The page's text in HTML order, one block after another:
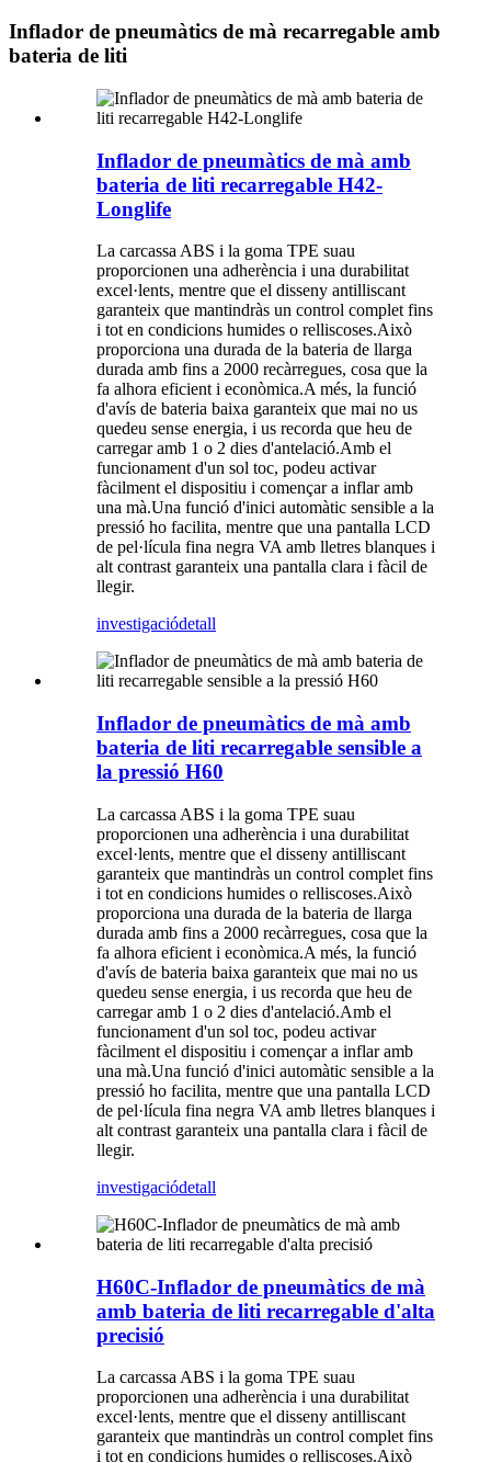
Inflador de pneumàtics de mà recarregable amb
bateria de liti
Inflador de pneumàtics de mà amb
bateria de liti recarregable H42-
Longlife
La carcassa ABS i la goma TPE suau
proporcionen una adherència i una durabilitat
excel·lents, mentre que el disseny antilliscant
garanteix que mantindràs un control complet fins
i tot en condicions humides o relliscoses.Això
proporciona una durada de la bateria de llarga
durada amb fins a 2000 recàrregues, cosa que la
fa alhora eficient i econòmica.A més, la funció
d'avís de bateria baixa garanteix que mai no us
quedeu sense energia, i us recorda que heu de
carregar amb 1 o 2 dies d'antelació.Amb el
funcionament d'un sol toc, podeu activar
fàcilment el dispositiu i començar a inflar amb
una mà.Una funció d'inici automàtic sensible a la
pressió ho facilita, mentre que una pantalla LCD
de pel·lícula fina negra VA amb lletres blanques i
alt contrast garanteix una pantalla clara i fàcil de
llegir.
investigaciódetall
Inflador de pneumàtics de mà amb
bateria de liti recarregable sensible a
la pressió H60
La carcassa ABS i la goma TPE suau
proporcionen una adherència i una durabilitat
excel·lents, mentre que el disseny antilliscant
garanteix que mantindràs un control complet fins
i tot en condicions humides o relliscoses.Això
proporciona una durada de la bateria de llarga
durada amb fins a 2000 recàrregues, cosa que la
fa alhora eficient i econòmica.A més, la funció
d'avís de bateria baixa garanteix que mai no us
quedeu sense energia, i us recorda que heu de
carregar amb 1 o 2 dies d'antelació.Amb el
funcionament d'un sol toc, podeu activar
fàcilment el dispositiu i començar a inflar amb
una mà.Una funció d'inici automàtic sensible a la
pressió ho facilita, mentre que una pantalla LCD
de pel·lícula fina negra VA amb lletres blanques i
alt contrast garanteix una pantalla clara i fàcil de
llegir.
investigaciódetall
H60C-Inflador de pneumàtics de mà
amb bateria de liti recarregable d'alta
precisió
La carcassa ABS i la goma TPE suau
proporcionen una adherència i una durabilitat
excel·lents, mentre que el disseny antilliscant
garanteix que mantindràs un control complet fins
i tot en condicions humides o relliscoses.Això